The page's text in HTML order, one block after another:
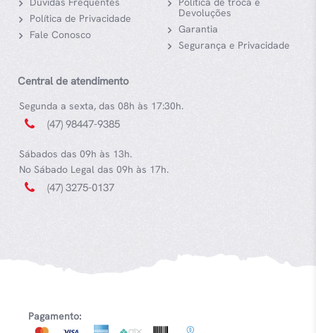
Política de Privacidade
Fale Conosco
Devoluções
Garantia
Segurança e Privacidade
Central de atendimento
Segunda a sexta, das 08h às 17:30h.
(47) 98447-9385
Sábados das 09h às 13h.
No Sábado Legal das 09h às 17h.
(47) 3275-0137
Pagamento: